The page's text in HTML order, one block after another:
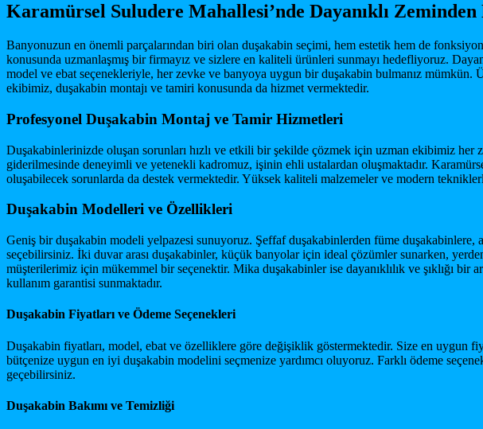
Karamürsel Suludere Mahallesi’nde Dayanıklı Zeminden
Banyonuzun en önemli parçalarından biri olan duşakabin seçimi, hem estetik hem de
konusunda uzmanlaşmış bir firmayız ve sizlere en kaliteli ürünleri sunmayı hedefliyoruz.
model ve ebat seçenekleriyle, her zevke ve banyoya uygun bir duşakabin bulmanız
ekibimiz, duşakabin montajı ve tamiri konusunda da hizmet vermektedir.
Profesyonel Duşakabin Montaj ve Tamir Hizmetleri
Duşakabinlerinizde oluşan sorunları hızlı ve etkili bir şekilde çözmek için uzman ekibimiz
giderilmesinde deneyimli ve yetenekli kadromuz, işinin ehli ustalardan oluşmaktadır.
oluşabilecek sorunlarda da destek vermektedir. Yüksek kaliteli malzemeler ve modern
Duşakabin Modelleri ve Özellikleri
Geniş bir duşakabin modeli yelpazesi sunuyoruz. Şeffaf duşakabinlerden füme
seçebilirsiniz. İki duvar arası duşakabinler, küçük banyolar için ideal çözümler sunarken,
müşterilerimiz için mükemmel bir seçenektir. Mika duşakabinler ise dayanıklılık ve şıklığı
kullanım garantisi sunmaktadır.
Duşakabin Fiyatları ve Ödeme Seçenekleri
Duşakabin fiyatları, model, ebat ve özelliklere göre değişiklik göstermektedir. Size en uygun
bütçenize uygun en iyi duşakabin modelini seçmenize yardımcı oluyoruz. Farklı ödeme
geçebilirsiniz.
Duşakabin Bakımı ve Temizliği